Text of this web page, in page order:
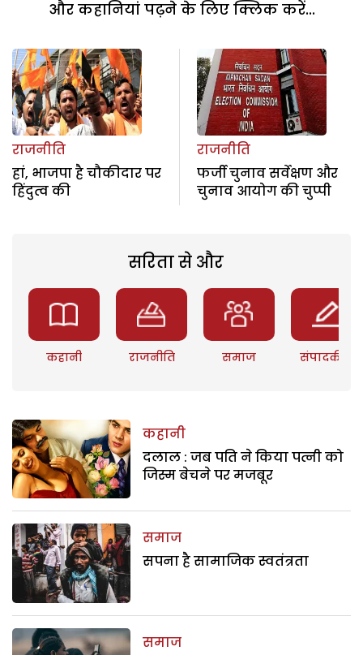
और कहानियां पढ़ने के लिए क्लिक करें...
राजनीति
हां, भाजपा है चौकीदार पर
हिंदुत्व की
राजनीति
फर्जी चुनाव सर्वेक्षण और
चुनाव आयोग की चुप्पी
सरिता से और
कहानी राजनीति समाज संपादकीय
कहानी
दलाल : जब पति ने किया पत्नी को
जिस्म बेचने पर मजबूर
समाज
सपना है सामाजिक स्वतंत्रता
समाज